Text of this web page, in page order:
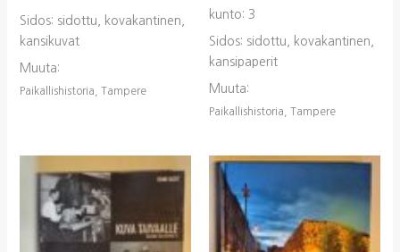
Sidos: sidottu, kovakantinen,
kansikuvat
Muuta:
Paikallishistoria, Tampere
kunto: 3
Sidos: sidottu, kovakantinen,
kansipaperit
Muuta:
Paikallishistoria, Tampere